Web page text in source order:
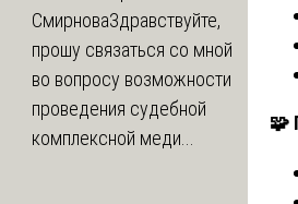
🧩
СмирноваЗдравствуйте,
прошу связаться со мной
во вопросу возможности
проведения судебной
комплексной меди...